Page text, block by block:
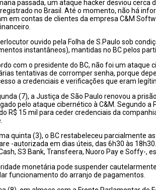
passada, um ataque hacker desviou cerca
no Brasil. Até o momento, não há
em contas de clientes da empresa C&M
ouvido pela Folha de S.Paulo sob
instantâneos), mantidas no BC pelos
com o presidente do BC, não foi um ataque
tentativas de corromper senha, porque
a credenciais e verificações que eram
(7), a Justiça de São Paulo renovou a
pelo ataque cibernético à C&M. Segundo a
R$ 15 mil para ceder credenciais da
quinta (3), o BC restabeleceu parcialmente
-autorizada em dias úteis, das 6h30 às
S3 Bank, Transfeera, Nuoro Paye Soffy-,
monetária pode suspender
funcionamento do arranjo de pagamentos.